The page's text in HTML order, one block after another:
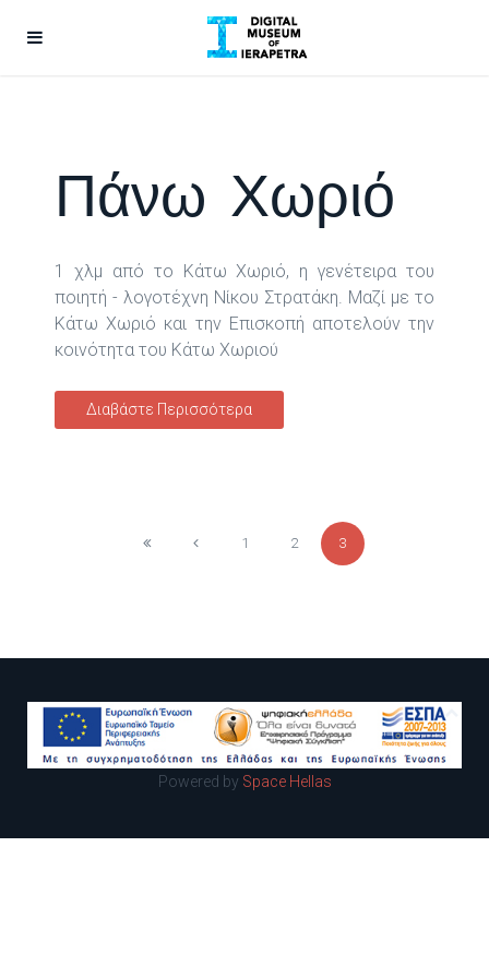
Πάνω Χωριό
1 χλμ από το Κάτω Χωριό, η γενέτειρα του
ποιητή - λογοτέχνη Νίκου Στρατάκη. Mαζί με το
Κάτω Χωριό και την Επισκοπή αποτελούν την
κοινότητα του Κάτω Χωριού
Διαβάστε Περισσότερα
1 2 3
Powered by Space Hellas